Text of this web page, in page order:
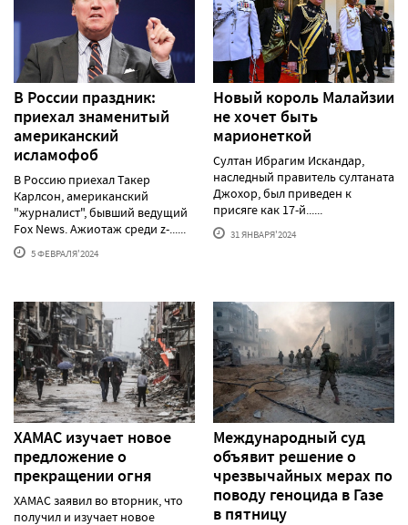
В России праздник:
приехал знаменитый
американский
исламофоб
В Россию приехал Такер
Карлсон, американский
"журналист", бывший ведущий
Fox News. Ажиотаж среди z-......
5 ФЕВРАЛЯ'2024
Новый король Малайзии
не хочет быть
марионеткой
Султан Ибрагим Искандар,
наследный правитель султаната
Джохор, был приведен к
присяге как 17-й......
31 ЯНВАРЯ'2024
ХАМАС изучает новое
предложение о
прекращении огня
ХАМАС заявил во вторник, что
получил и изучает новое
Международный суд
объявит решение о
чрезвычайных мерах по
поводу геноцида в Газе
в пятницу